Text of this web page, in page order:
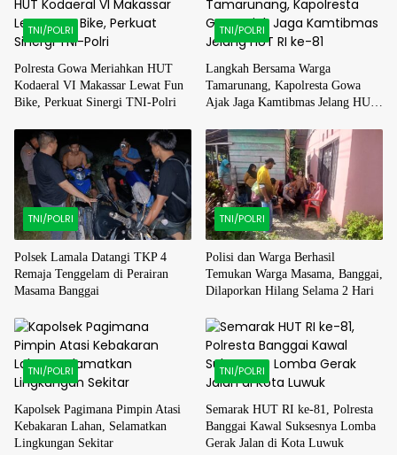
TNI/POLRI
Polresta Gowa Meriahkan HUT
Kodaeral VI Makassar Lewat Fun
Bike, Perkuat Sinergi TNI-Polri
TNI/POLRI
Langkah Bersama Warga
Tamarunang, Kapolresta Gowa
Ajak Jaga Kamtibmas Jelang HUT
TNI/POLRI
Polsek Lamala Datangi TKP 4
Remaja Tenggelam di Perairan
Masama Banggai
TNI/POLRI
Polisi dan Warga Berhasil
Temukan Warga Masama, Banggai,
Dilaporkan Hilang Selama 2 Hari
TNI/POLRI
Kapolsek Pagimana Pimpin Atasi
Kebakaran Lahan, Selamatkan
Lingkungan Sekitar
TNI/POLRI
Semarak HUT RI ke-81, Polresta
Banggai Kawal Suksesnya Lomba
Gerak Jalan di Kota Luwuk